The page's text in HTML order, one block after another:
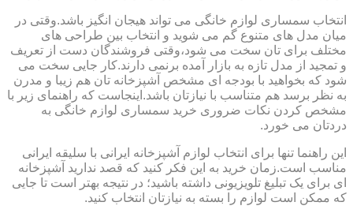
انتخاب سمساری لوازم خانگی می تواند هیجان انگیز باشد.وقتی در
میان مدل های متنوع گم می شوید و انتخاب بین طراحی های
مختلف برای تان سخت می شود،وقتی فروشندگان دست از تعریف
و تمجید از مدل تازه به بازار آمده برنمی دارند.کار جایی سخت می
شود که بخواهید با بودجه ای مشخص آشپزخانه تان هم زیبا و مدرن
به نظر برسد هم متناسب با نیازتان باشد.اینجاست که راهنمای زیر با
مشخص کردن نکات ضروری خرید سمساری لوازم خانگی به
دردتان می خورد.
این راهنما تنها برای انتخاب لوازم آشپزخانه ایرانی با سلیقه ایرانی
مناسب است.زمان خرید به این فکر کنید که قصد ندارید آشپزخانه
ای برای یک تبلیغ تلویزیونی داشته باشید؛ در نتیجه بهتر است تا جایی
که ممکن است لوازم را بسته به نیازتان انتخاب کنید.